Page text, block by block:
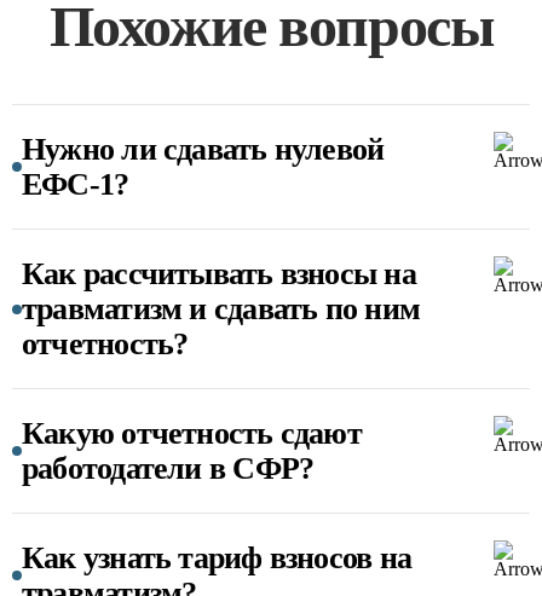
Похожие вопросы
Нужно ли сдавать нулевой
ЕФС-1?
Как рассчитывать взносы на
травматизм и сдавать по ним
отчетность?
Какую отчетность сдают
работодатели в СФР?
Как узнать тариф взносов на